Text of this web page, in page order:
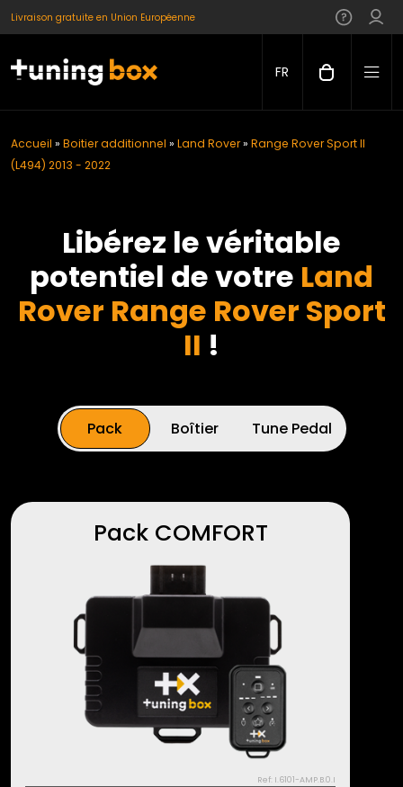
Livraison gratuite en Union Européenne
FR
Accueil » Boitier additionnel » Land Rover» Range Rover Sport II
(L494) 2013 - 2022
Libérez le véritable
potentiel de votre Land
Rover Range Rover Sport
II !
Pack Boîtier Tune Pedal
Pack COMFORT
Ref: I.6101-AMP.B.0.I